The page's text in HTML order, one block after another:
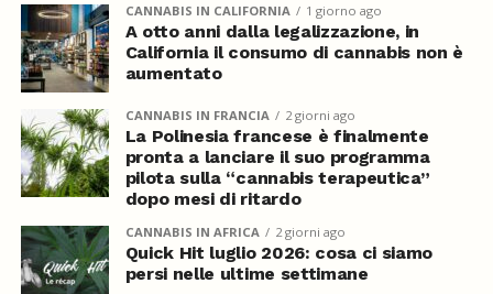
CANNABIS IN CALIFORNIA 1 giorno ago
A otto anni dalla legalizzazione, in
California il consumo di cannabis non è
aumentato
CANNABIS IN FRANCIA 2 giorni ago
La Polinesia francese è finalmente
pronta a lanciare il suo programma
pilota sulla “cannabis terapeutica”
dopo mesi di ritardo
CANNABIS IN AFRICA 2 giorni ago
Quick Hit luglio 2026: cosa ci siamo
persi nelle ultime settimane